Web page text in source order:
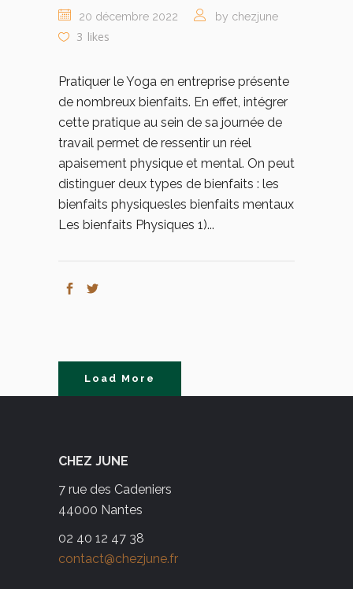
20 décembre 2022 by chezjune
3 likes
Pratiquer le Yoga en entreprise présente
de nombreux bienfaits. En effet, intégrer
cette pratique au sein de sa journée de
travail permet de ressentir un réel
apaisement physique et mental. On peut
distinguer deux types de bienfaits : les
bienfaits physiquesles bienfaits mentaux
Les bienfaits Physiques 1)...
Load More
CHEZ JUNE
7 rue des Cadeniers
44000 Nantes
02 40 12 47 38
contact@chezjune.fr